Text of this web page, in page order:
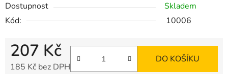
Dostupnost
Skladem
Kód:
10006
207 Kč
185 Kč bez DPH
DO KOŠÍKU